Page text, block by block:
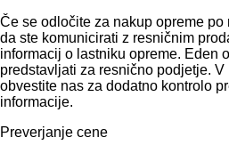
Če se odločite za nakup opreme
da ste komunicirati z resničnim
informacij o lastniku opreme. Eden
predstavljati za resnično podjetje. V
obvestite nas za dodatno kontrolo
informacije.
Preverjanje cene